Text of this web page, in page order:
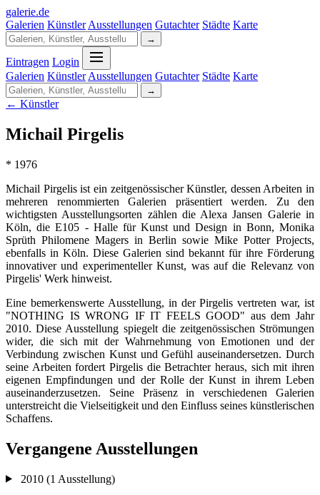
galerie.de
Galerien Künstler Ausstellungen Gutachter Städte Karte
→
Eintragen Login
Galerien Künstler Ausstellungen Gutachter Städte Karte
→
← Künstler
Michail Pirgelis
* 1976
Michail Pirgelis ist ein zeitgenössischer Künstler, dessen Arbeiten in
mehreren renommierten Galerien präsentiert werden. Zu den
wichtigsten Ausstellungsorten zählen die Alexa Jansen Galerie in
Köln, die E105 - Halle für Kunst und Design in Bonn, Monika
Sprüth Philomene Magers in Berlin sowie Mike Potter Projects,
ebenfalls in Köln. Diese Galerien sind bekannt für ihre Förderung
innovativer und experimenteller Kunst, was auf die Relevanz von
Pirgelis' Werk hinweist.
Eine bemerkenswerte Ausstellung, in der Pirgelis vertreten war, ist
"NOTHING IS WRONG IF IT FEELS GOOD" aus dem Jahr
2010. Diese Ausstellung spiegelt die zeitgenössischen Strömungen
wider, die sich mit der Wahrnehmung von Emotionen und der
Verbindung zwischen Kunst und Gefühl auseinandersetzen. Durch
seine Arbeiten fordert Pirgelis die Betrachter heraus, sich mit ihren
eigenen Empfindungen und der Rolle der Kunst in ihrem Leben
auseinanderzusetzen. Seine Präsenz in verschiedenen Galerien
unterstreicht die Vielseitigkeit und den Einfluss seines künstlerischen
Schaffens.
Vergangene Ausstellungen
2010 (1 Ausstellung)